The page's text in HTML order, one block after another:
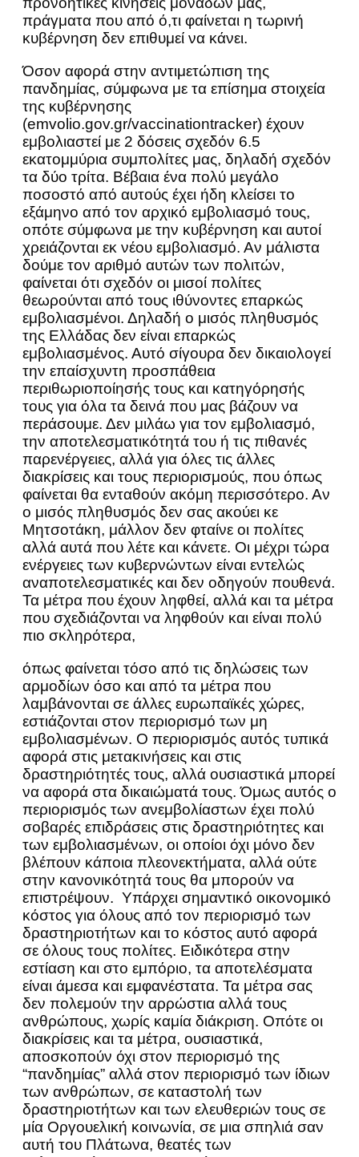
πράγματα που από ό,τι φαίνεται η τωρινή
κυβέρνηση δεν επιθυμεί να κάνει.
Όσον αφορά στην αντιμετώπιση της
πανδημίας, σύμφωνα με τα επίσημα στοιχεία
της κυβέρνησης
(emvolio.gov.gr/vaccinationtracker) έχουν
εμβολιαστεί με 2 δόσεις σχεδόν 6.5
εκατομμύρια συμπολίτες μας, δηλαδή σχεδόν
τα δύο τρίτα. Βέβαια ένα πολύ μεγάλο
ποσοστό από αυτούς έχει ήδη κλείσει το
εξάμηνο από τον αρχικό εμβολιασμό τους,
οπότε σύμφωνα με την κυβέρνηση και αυτοί
χρειάζονται εκ νέου εμβολιασμό. Αν μάλιστα
δούμε τον αριθμό αυτών των πολιτών,
φαίνεται ότι σχεδόν οι μισοί πολίτες
θεωρούνται από τους ιθύνοντες επαρκώς
εμβολιασμένοι. Δηλαδή ο μισός πληθυσμός
της Ελλάδας δεν είναι επαρκώς
εμβολιασμένος. Αυτό σίγουρα δεν δικαιολογεί
την επαίσχυντη προσπάθεια
περιθωριοποίησής τους και κατηγόρησής
τους για όλα τα δεινά που μας βάζουν να
περάσουμε. Δεν μιλάω για τον εμβολιασμό,
την αποτελεσματικότητά του ή τις πιθανές
παρενέργειες, αλλά για όλες τις άλλες
διακρίσεις και τους περιορισμούς, που όπως
φαίνεται θα ενταθούν ακόμη περισσότερο. Αν
ο μισός πληθυσμός δεν σας ακούει κε
Μητσοτάκη, μάλλον δεν φταίνε οι πολίτες
αλλά αυτά που λέτε και κάνετε. Οι μέχρι τώρα
ενέργειες των κυβερνώντων είναι εντελώς
αναποτελεσματικές και δεν οδηγούν πουθενά.
Τα μέτρα που έχουν ληφθεί, αλλά και τα μέτρα
που σχεδιάζονται να ληφθούν και είναι πολύ
πιο σκληρότερα,
όπως φαίνεται τόσο από τις δηλώσεις των
αρμοδίων όσο και από τα μέτρα που
λαμβάνονται σε άλλες ευρωπαϊκές χώρες,
εστιάζονται στον περιορισμό των μη
εμβολιασμένων. Ο περιορισμός αυτός τυπικά
αφορά στις μετακινήσεις και στις
δραστηριότητές τους, αλλά ουσιαστικά μπορεί
να αφορά στα δικαιώματά τους. Όμως αυτός ο
περιορισμός των ανεμβολίαστων έχει πολύ
σοβαρές επιδράσεις στις δραστηριότητες και
των εμβολιασμένων, οι οποίοι όχι μόνο δεν
βλέπουν κάποια πλεονεκτήματα, αλλά ούτε
στην κανονικότητά τους θα μπορούν να
επιστρέψουν. Υπάρχει σημαντικό οικονομικό
κόστος για όλους από τον περιορισμό των
δραστηριοτήτων και το κόστος αυτό αφορά
σε όλους τους πολίτες. Ειδικότερα στην
εστίαση και στο εμπόριο, τα αποτελέσματα
είναι άμεσα και εμφανέστατα. Τα μέτρα σας
δεν πολεμούν την αρρώστια αλλά τους
ανθρώπους, χωρίς καμία διάκριση. Οπότε οι
διακρίσεις και τα μέτρα, ουσιαστικά,
αποσκοπούν όχι στον περιορισμό της
“πανδημίας” αλλά στον περιορισμό των ίδιων
των ανθρώπων, σε καταστολή των
δραστηριοτήτων και των ελευθεριών τους σε
μία Οργουελική κοινωνία, σε μια σπηλιά σαν
αυτή του Πλάτωνα, θεατές των